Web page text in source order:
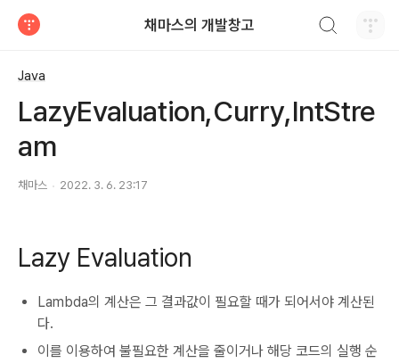
채마스의 개발창고
Java
LazyEvaluation,Curry,IntStre
am
채마스 2022. 3. 6. 23:17
Lazy Evaluation
Lambda의 계산은 그 결과값이 필요할 때가 되어서야 계산된
다.
이를 이용하여 불필요한 계산을 줄이거나 해당 코드의 실행 순